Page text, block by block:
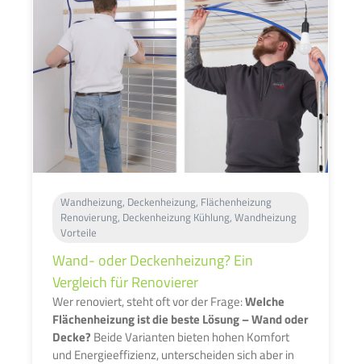
Wandheizung, Deckenheizung, Flächenheizung
Renovierung, Deckenheizung Kühlung, Wandheizung
Vorteile
Wand- oder Deckenheizung? Ein
Vergleich für Renovierer
Wer renoviert, steht oft vor der Frage:Welche
Flächenheizung ist die beste Lösung – Wand oder
Decke? Beide Varianten bieten hohen Komfort
und Energieeffizienz, unterscheiden sich aber in